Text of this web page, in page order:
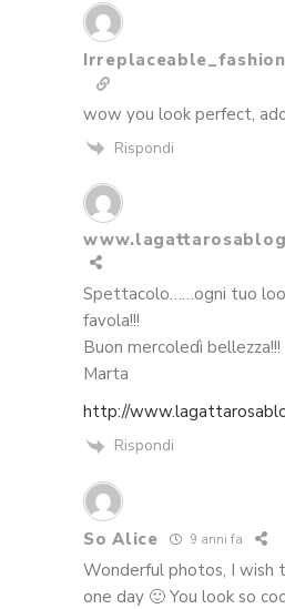
Irreplaceable_fashion
wow you look perfect,
Rispondi
Spettacolo……ogni tuo
favola!!!
Buon mercoledì bellezza!!!
Marta
http://
Rispondi
So Alice 9 anni fa
Wonderful photos, I wish
one day 🙂 You look so